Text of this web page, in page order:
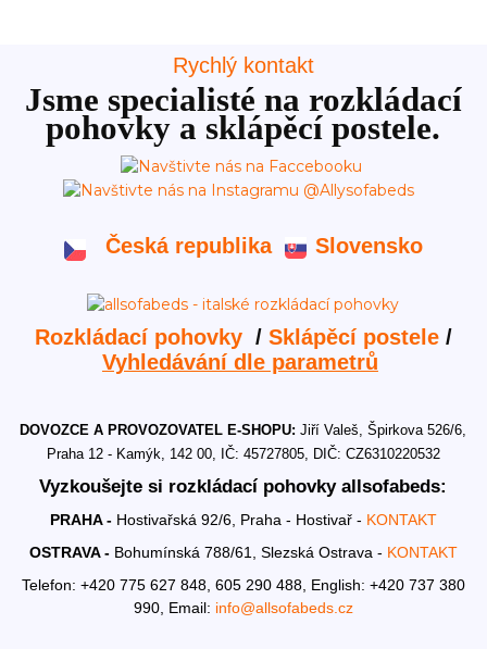
Rychlý kontakt
Jsme specialisté na rozkládací
pohovky a sklápěcí postele.
Česká republika Slovensko
Rozkládací pohovky / Sklápěcí postele/
Vyhledávání dle parametrů
DOVOZCE A PROVOZOVATEL E-SHOPU:Jiří Valeš, Špirkova 526/6,
Praha 12 - Kamýk, 142 00, IČ: 45727805, DIČ: CZ6310220532
Vyzkoušejte si rozkládací pohovky allsofabeds:
PRAHA - Hostivařská 92/6, Praha - Hostivař - KONTAKT
OSTRAVA - Bohumínská 788/61, Slezská Ostrava - KONTAKT
Telefon: +420 775 627 848, 605 290 488, English: +420 737 380
990, Email: info@allsofabeds.cz